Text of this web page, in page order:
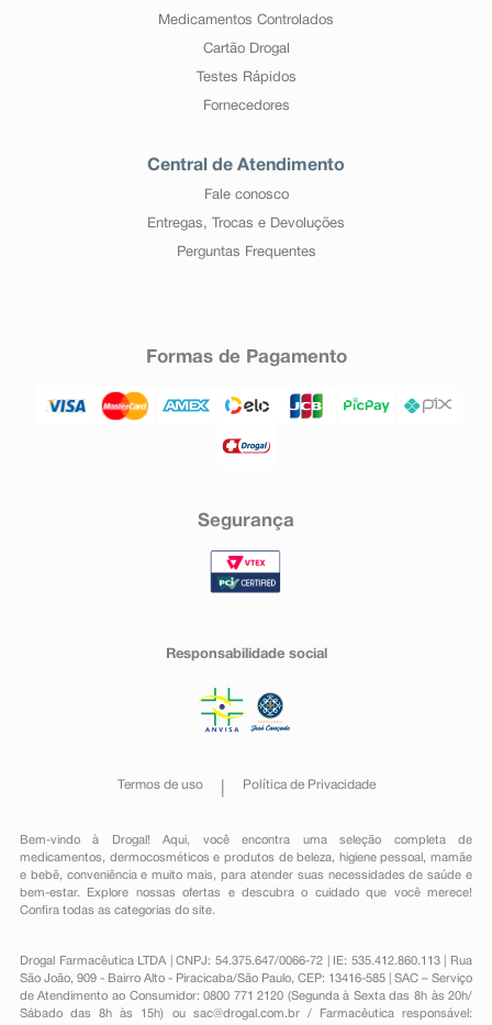
Medicamentos Controlados
Cartão Drogal
Testes Rápidos
Fornecedores
Central de Atendimento
Fale conosco
Entregas, Trocas e Devoluções
Perguntas Frequentes
Formas de Pagamento
Segurança
Responsabilidade social
Termos de uso Política de Privacidade
Bem-vindo à Drogal! Aqui, você encontra uma seleção completa de
medicamentos , dermocosméticos e produtos de beleza, higiene pessoal ,mamãe
e bebê, conveniênciae muito mais, para atender suas necessidades de saúde e
bem-estar. Explore nossas ofertas e descubra o cuidado que você merece!
Confira todas as categorias do site.
Drogal Farmacêutica LTDA | CNPJ: 54.375.647/0066-72 | IE: 535.412.860.113 | Rua
São João, 909 - Bairro Alto - Piracicaba/São Paulo, CEP: 13416-585 | SAC – Serviço
de Atendimento ao Consumidor: 0800 771 2120 (Segunda à Sexta das 8h às 20h/
Sábado das 8h às 15h) ou sac@drogal.com.br/ Farmacêutica responsável: